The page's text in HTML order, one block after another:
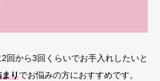
回から3回くらいでお手入れしたいと
まりでお悩みの方におすすめです。